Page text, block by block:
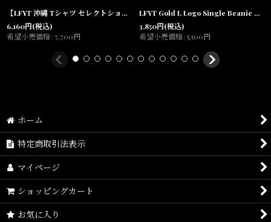
【LFYT 沖縄 Tシャツ セレクトショップ 通販】Auto Emblem Tee エンブレム 半袖 グラフィック Lafayette
6,160円(税込)
希望小売価格: 7,700円
LFYT Gold L Logo Single Beanie ビーニー ニットキャップ Lafayette ラファイエット
3,850円(税込)
希望小売価格: 5,500円
ホーム
特定商取引法表示
マイページ
ショッピングカート
お気に入り